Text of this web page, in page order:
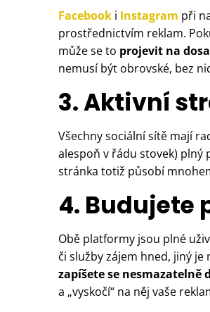
Facebook i Instagram při
prostřednictvím reklam.
může se to projevit na
nemusí být obrovské, bez
3. Aktivní
Všechny sociální sítě mají
alespoň v řádu stovek)
stránka totiž působí
4. Budujete
Obě platformy jsou plné
či služby zájem hned, jiný
zapíšete se nesmazatelně
a „vyskočí“ na něj vaše